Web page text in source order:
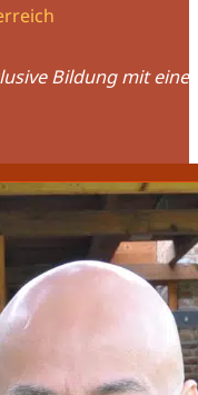
Bildung mit